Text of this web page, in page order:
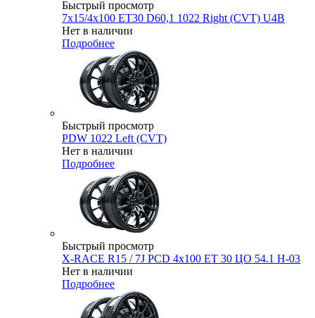
Быстрый просмотр
7x15/4x100 ET30 D60,1 1022 Right (CVT) U4B
Нет в наличии
Подробнее
Быстрый просмотр
PDW 1022 Left (CVT)
Нет в наличии
Подробнее
Быстрый просмотр
X-RACE R15 / 7J PCD 4x100 ЕТ 30 ЦО 54.1 H-03
Нет в наличии
Подробнее